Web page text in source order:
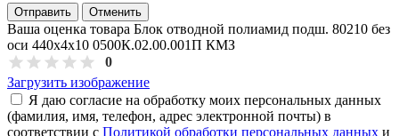
Отправить Отменить
Ваша оценка товара Блок отводной полиамид подш. 80210 без
оси 440х4х10 0500К.02.00.001П КМЗ
0
Загрузить изображение
Я даю согласие на обработку моих персональных данных
(фамилия, имя, телефон, адрес электронной почты) в
соответствии с Политикой обработки персональных данных и